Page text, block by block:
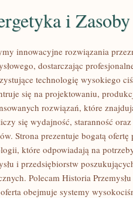
i Zasoby
innowacyjne rozwiązania
dostarczając
technologię wysokiego
się na projektowaniu,
rozwiązań, które
się wydajność, staranność
Strona prezentuje bogatą ofertę
które odpowiadają na
i przedsiębiorstw
Polecam Historia
obejmuje systemy